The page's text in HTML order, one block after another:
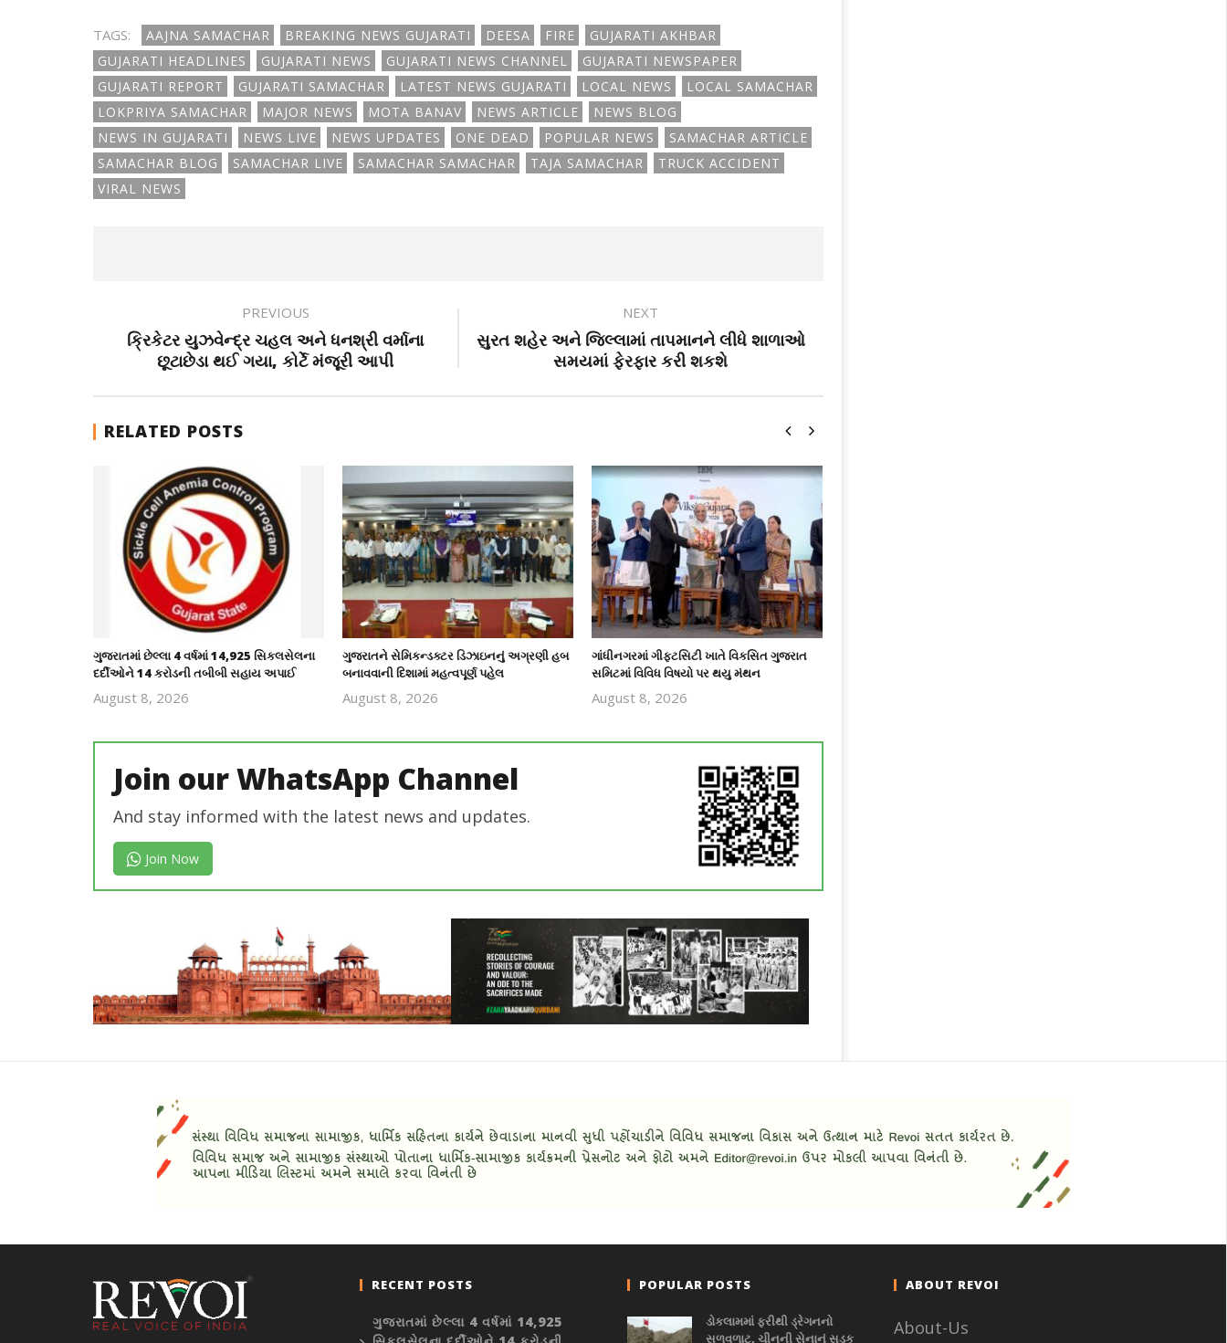
TAGS: AAJNA SAMACHAR BREAKING NEWS GUJARATI DEESA FIRE
GUJARATI AKHBAR
GUJARATI HEADLINES
GUJARATI NEWS GUJARATI NEWS CHANNEL
GUJARATI NEWSPAPER
GUJARATI REPORT
GUJARATI SAMACHAR LATEST NEWS GUJARATI LOCAL NEWS
LOCAL SAMACHAR
LOKPRIYA SAMACHAR
MAJOR NEWS MOTA BANAV NEWS ARTICLE
NEWS BLOG
NEWS IN GUJARATI
NEWS LIVE NEWS UPDATES ONE DEAD POPULAR NEWS
SAMACHAR ARTICLE
SAMACHAR BLOG
SAMACHAR LIVE SAMACHAR SAMACHAR TAJA SAMACHAR
TRUCK ACCIDENT
VIRAL NEWS
PREVIOUS
ક્રિકેટર યુઝવેન્દ્ર ચહલ અને ધનશ્રી વર્માના
છૂટાછેડા થઈ ગયા, કોર્ટે મંજૂરી આપી
NEXT
સુરત શહેર અને જિલ્લામાં તાપમાનને લીધે શાળાઓ
સમયમાં ફેરફાર કરી શકશે
RELATED POSTS
ગુજરાતમાં છેલ્લા 4 વર્ષમાં 14,925 સિકલસેલના
દર્દીઓને 14 કરોડની તબીબી સહાય અપાઈ
August 8, 2026
ગુજરાતને સેમિકન્ડક્ટર ડિઝાઇનનું અગ્રણી હબ
બનાવવાની દિશામાં મહત્વપૂર્ણ પહેલ
August 8, 2026
ગાંધીનગરમાં ગીફ્ટસિટી ખાતે વિકસિત ગુજરાત
સમિટમાં વિવિધ વિષયો પર થયુ મંથન
August 8, 2026
Join our WhatsApp Channel
And stay informed with the latest news and updates.
Join Now
RECENT POSTS
ગુજરાતમાં છેલ્લા 4 વર્ષમાં 14,925
POPULAR POSTS
ડોકલામમાં ફરીથી ડ્રેગનનો
સળવળાટ, ચીનની સેનાનું સડક
ABOUT REVOI
About-Us